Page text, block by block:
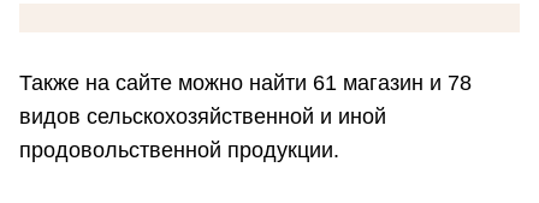
Также на сайте можно найти 61 магазин и 78
видов сельскохозяйственной и иной
продовольственной продукции.